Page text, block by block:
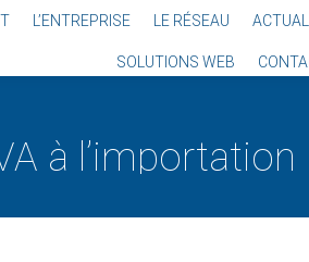
L’ENTREPRISE LE RÉSEAU
SOLUTIONS WEB
à l’importation